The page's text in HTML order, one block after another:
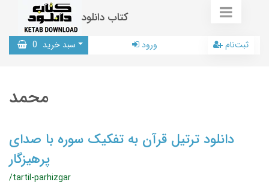
کتاب دانلود
سبد خرید 0 ورود ثبت‌نام
محمد
دانلود ترتیل قرآن به تفکیک سوره با صدای
پرهیزگار
/tartil-parhizgar